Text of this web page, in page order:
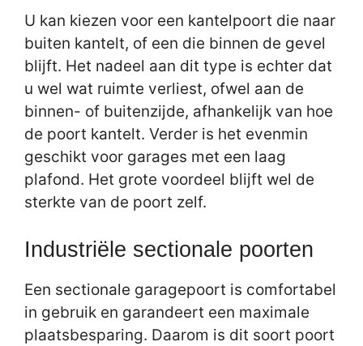
U kan kiezen voor een kantelpoort die naar
buiten kantelt, of een die binnen de gevel
blijft. Het nadeel aan dit type is echter dat
u wel wat ruimte verliest, ofwel aan de
binnen- of buitenzijde, afhankelijk van hoe
de poort kantelt. Verder is het evenmin
geschikt voor garages met een laag
plafond. Het grote voordeel blijft wel de
sterkte van de poort zelf.
Industriële sectionale poorten
Een sectionale garagepoort is comfortabel
in gebruik en garandeert een maximale
plaatsbesparing. Daarom is dit soort poort